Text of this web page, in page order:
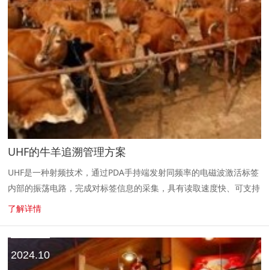
UHF的牛羊追溯管理方案
UHF是一种射频技术，通过PDA手持端发射同频率的电磁波激活标签
内部的振荡电路，完成对标签信息的采集，具有读取速度快、可支持
远距离读取、可支持多个耳标同时读取等优势...
了解详情
2024.10